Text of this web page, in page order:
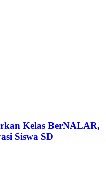
Kelas BerNALAR,
Siswa SD